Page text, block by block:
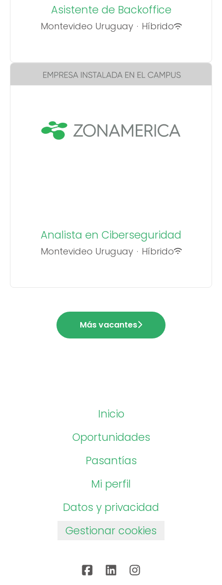
Asistente de Backoffice
Montevideo Uruguay · Híbrido
Analista en Ciberseguridad
Montevideo Uruguay · Híbrido
Más vacantes
Inicio
Oportunidades
Pasantías
Mi perfil
Datos y privacidad
Gestionar cookies